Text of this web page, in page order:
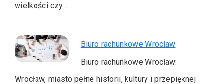
wielkości czy…
Biuro rachunkowe Wrocław
Biuro rachunkowe Wrocław:
Wrocław, miasto pełne historii, kultury i przepięknej